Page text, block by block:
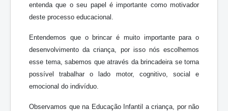
entenda que o seu papel é importante como motivador
deste processo educacional.
Entendemos que o brincar é muito importante para o
desenvolvimento da criança, por isso nós escolhemos
esse tema, sabemos que através da brincadeira se torna
possível trabalhar o lado motor, cognitivo, social e
emocional do indivíduo.
Observamos que na Educação Infantil a criança, por não